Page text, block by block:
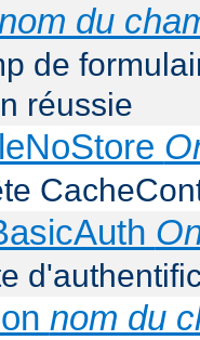
du
de
réussie
nom du